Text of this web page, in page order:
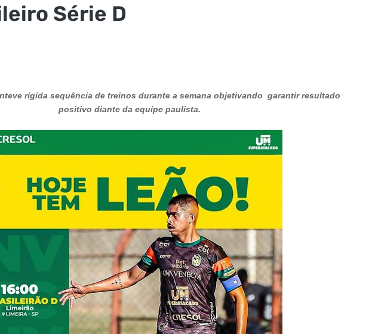
Série D
rígida sequência de treinos durante a semana objetivando garantir resultado
positivo diante da equipe paulista.